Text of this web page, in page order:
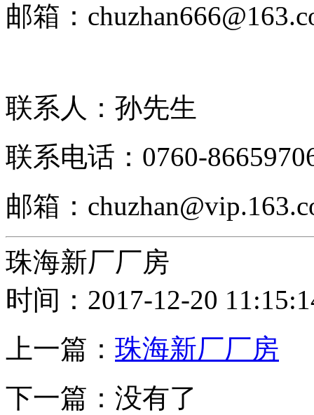
邮箱：
联系人：孙先生
联系电话：0760-
邮箱：
珠海新厂厂房
时间：2017-12-20
上一篇： 珠海新厂厂房
下一篇：没有了